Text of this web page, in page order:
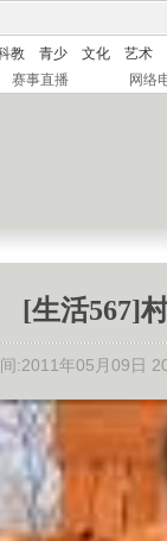
教 青少 文化
艺术
赛事直播 网络
[生活567]
:2011年05月09日